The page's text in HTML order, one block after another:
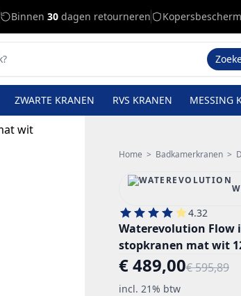
Binnen 30 dagen retourneren
ZWARTE KRANEN RVS KRANEN MESSING
Home > Badkamerkranen >
4.32
Waterevolution Flow
stopkranen mat wit
€ 489,00€ 595,89
incl. 21% btw